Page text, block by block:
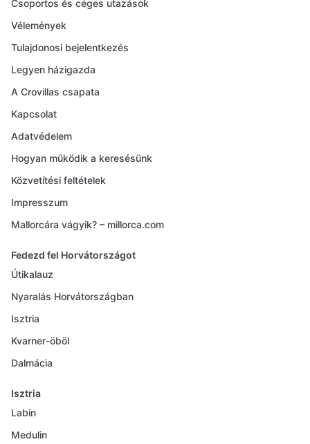
Csoportos és céges utazások
Vélemények
Tulajdonosi bejelentkezés
Legyen házigazda
A Crovillas csapata
Kapcsolat
Adatvédelem
Hogyan működik a keresésünk
Közvetítési feltételek
Impresszum
Mallorcára vágyik? – millorca.com
Fedezd fel Horvátországot
Útikalauz
Nyaralás Horvátországban
Isztria
Kvarner-öböl
Dalmácia
Isztria
Labin
Medulin